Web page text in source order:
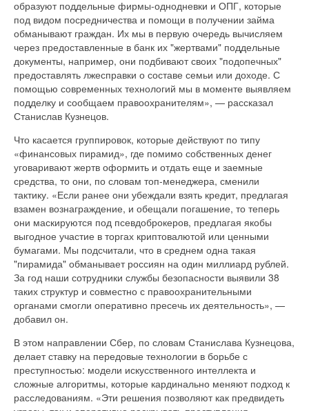
образуют поддельные фирмы-однодневки и ОПГ, которые
под видом посредничества и помощи в получении займа
обманывают граждан. Их мы в первую очередь вычисляем
через предоставленные в банк их "жертвами" поддельные
документы, например, они подбивают своих "подопечных"
предоставлять лжесправки о составе семьи или доходе. С
помощью современных технологий мы в моменте выявляем
подделку и сообщаем правоохранителям», — рассказал
Станислав Кузнецов.
Что касается группировок, которые действуют по типу
«финансовых пирамид», где помимо собственных денег
уговаривают жертв оформить и отдать еще и заемные
средства, то они, по словам топ-менеджера, сменили
тактику. «Если ранее они убеждали взять кредит, предлагая
взамен вознаграждение, и обещали погашение, то теперь
они маскируются под псевдоброкеров, предлагая якобы
выгодное участие в торгах криптовалютой или ценными
бумагами. Мы подсчитали, что в среднем одна такая
"пирамида" обманывает россиян на один миллиард рублей.
За год наши сотрудники службы безопасности выявили 38
таких структур и совместно с правоохранительными
органами смогли оперативно пресечь их деятельность», —
добавил он.
В этом направлении Сбер, по словам Станислава Кузнецова,
делает ставку на передовые технологии в борьбе с
преступностью: модели искусственного интеллекта и
сложные алгоритмы, которые кардинально меняют подход к
расследованиям. «Эти решения позволяют как предвидеть